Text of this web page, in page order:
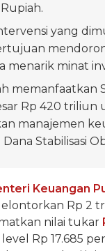
yang
menarik minat
memanfaatkan
Rp 420 triliun
manajemen
Stabilisasi
Keuangan
Rp 2
nilai tukar
Rp 17.685